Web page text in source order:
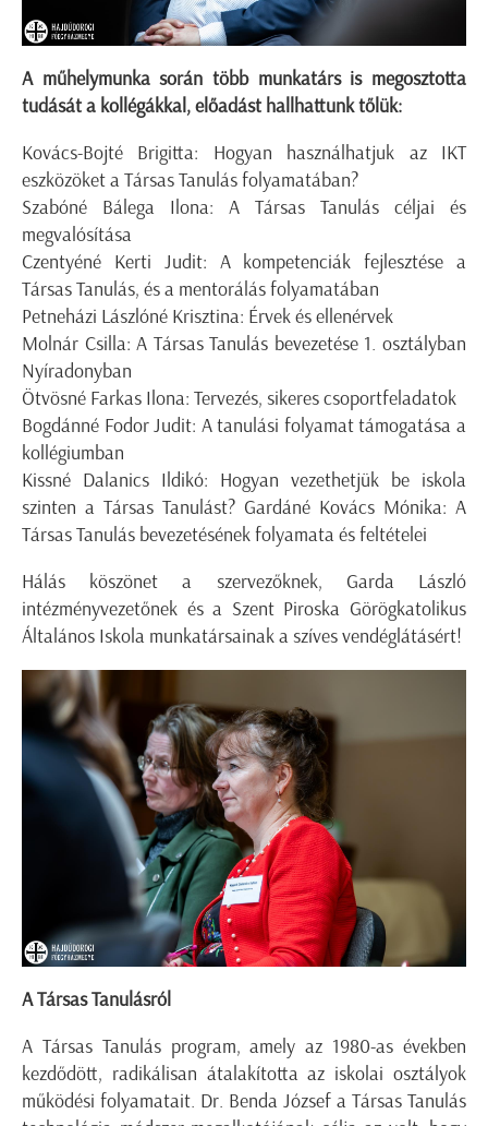
A műhelymunka során több munkatárs is megosztotta
tudását a kollégákkal, előadást hallhattunk tőlük:
Kovács-Bojté Brigitta: Hogyan használhatjuk az IKT
eszközöket a Társas Tanulás folyamatában?
Szabóné Bálega Ilona: A Társas Tanulás céljai és
megvalósítása
Czentyéné Kerti Judit: A kompetenciák fejlesztése a
Társas Tanulás, és a mentorálás folyamatában
Petneházi Lászlóné Krisztina: Érvek és ellenérvek
Molnár Csilla: A Társas Tanulás bevezetése 1. osztályban
Nyíradonyban
Ötvösné Farkas Ilona: Tervezés, sikeres csoportfeladatok
Bogdánné Fodor Judit: A tanulási folyamat támogatása a
kollégiumban
Kissné Dalanics Ildikó: Hogyan vezethetjük be iskola
szinten a Társas Tanulást? Gardáné Kovács Mónika: A
Társas Tanulás bevezetésének folyamata és feltételei
Hálás köszönet a szervezőknek, Garda László
intézményvezetőnek és a Szent Piroska Görögkatolikus
Általános Iskola munkatársainak a szíves vendéglátásért!
A Társas Tanulásról
A Társas Tanulás program, amely az 1980-as években
kezdődött, radikálisan átalakította az iskolai osztályok
működési folyamatait. Dr. Benda József a Társas Tanulás